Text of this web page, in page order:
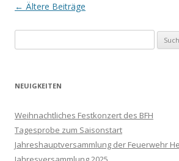
Beitrags-
← Ältere Beiträge
nach:
NEUIGKEITEN
Weihnachtliches Festkonzert des BFH
Tagesprobe zum Saisonstart
Jahreshauptversammlung der Feuerwehr